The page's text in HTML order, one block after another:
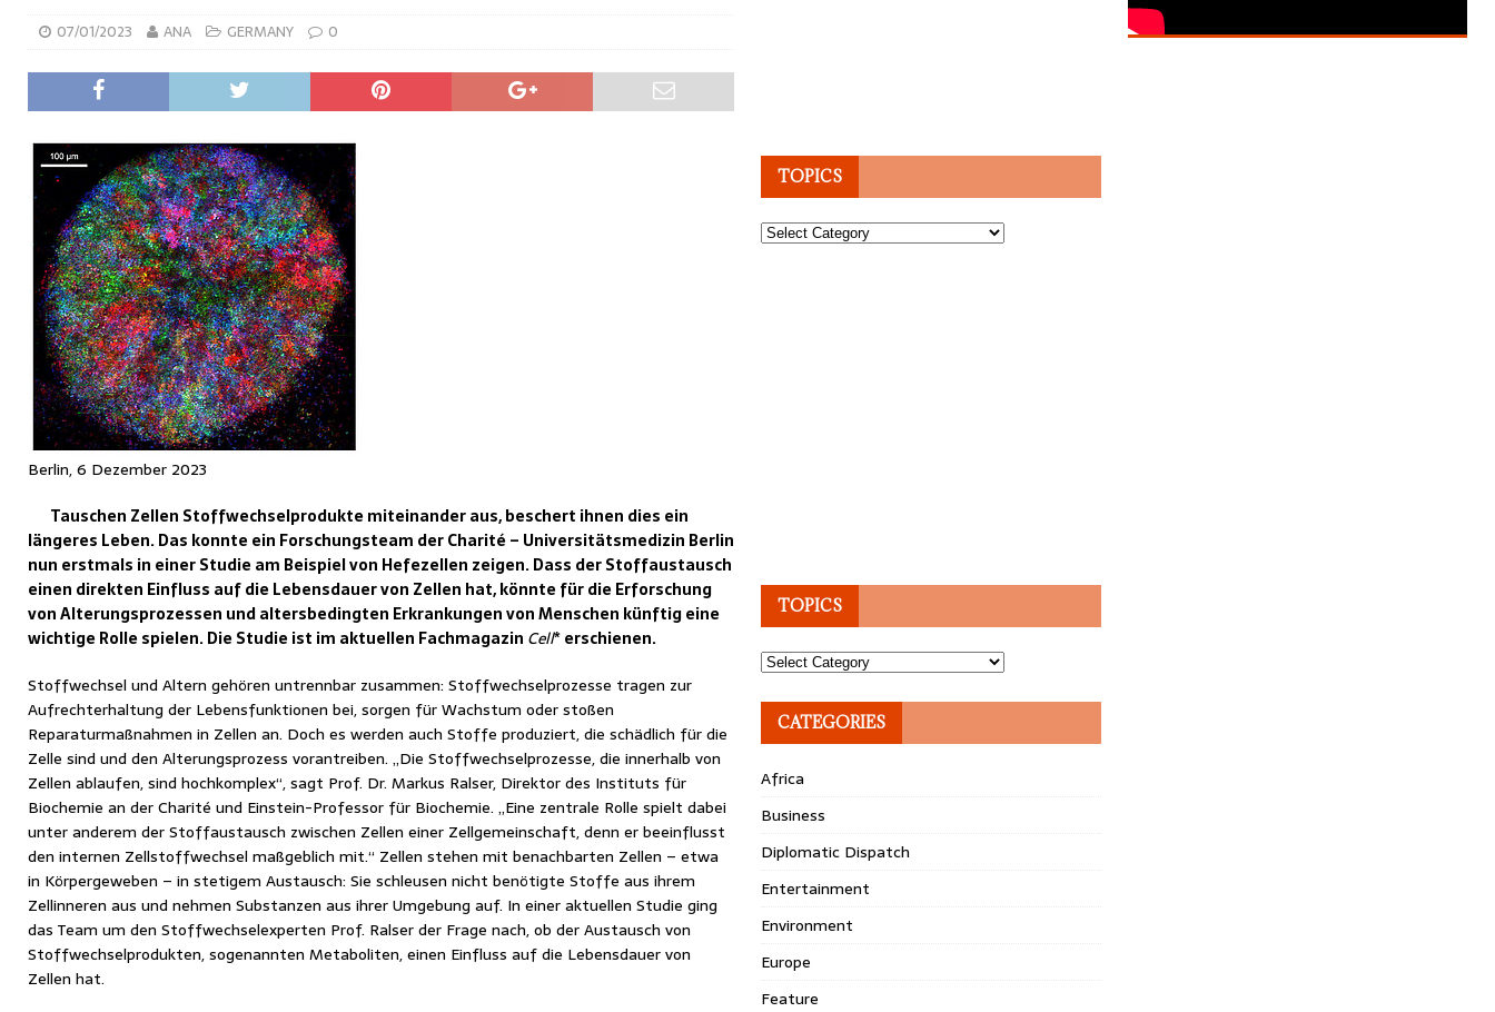
07/01/2023 ANA GERMANY 0
Berlin, 6 Dezember 2023
Tauschen Zellen Stoffwechselprodukte miteinander aus, beschert ihnen dies ein
längeres Leben. Das konnte ein Forschungsteam der Charité – Universitätsmedizin Berlin
nun erstmals in einer Studie am Beispiel von Hefezellen zeigen. Dass der Stoffaustausch
einen direkten Einfluss auf die Lebensdauer von Zellen hat, könnte für die Erforschung
von Alterungsprozessen und altersbedingten Erkrankungen von Menschen künftig eine
wichtige Rolle spielen. Die Studie ist im aktuellen Fachmagazin Cell* erschienen.
Stoffwechsel und Altern gehören untrennbar zusammen: Stoffwechselprozesse tragen zur
Aufrechterhaltung der Lebensfunktionen bei, sorgen für Wachstum oder stoßen
Reparaturmaßnahmen in Zellen an. Doch es werden auch Stoffe produziert, die schädlich für die
Zelle sind und den Alterungsprozess vorantreiben. „Die Stoffwechselprozesse, die innerhalb von
Zellen ablaufen, sind hochkomplex“, sagt Prof. Dr. Markus Ralser, Direktor des Instituts für
Biochemie an der Charité und Einstein-Professor für Biochemie. „Eine zentrale Rolle spielt dabei
unter anderem der Stoffaustausch zwischen Zellen einer Zellgemeinschaft, denn er beeinflusst
den internen Zellstoffwechsel maßgeblich mit.“ Zellen stehen mit benachbarten Zellen – etwa
in Körpergeweben – in stetigem Austausch: Sie schleusen nicht benötigte Stoffe aus ihrem
Zellinneren aus und nehmen Substanzen aus ihrer Umgebung auf. In einer aktuellen Studie ging
das Team um den Stoffwechselexperten Prof. Ralser der Frage nach, ob der Austausch von
Stoffwechselprodukten, sogenannten Metaboliten, einen Einfluss auf die Lebensdauer von
Zellen hat.
TOPICS
Topics
TOPICS
Topics
CATEGORIES
Africa
Business
Diplomatic Dispatch
Entertainment
Environment
Europe
Feature